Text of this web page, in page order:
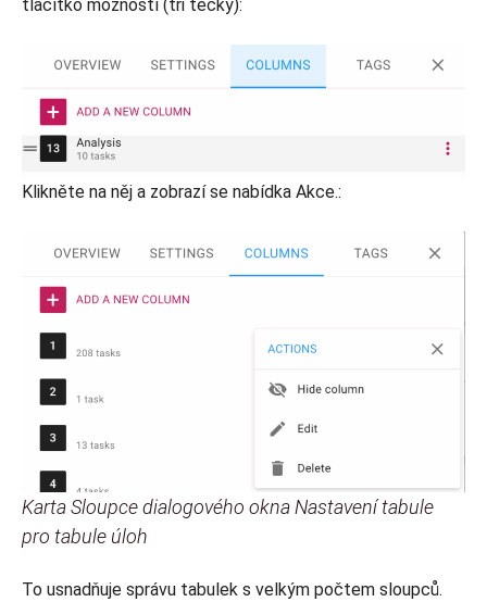
tlačítko možností (tři tečky):
Klikněte na něj a zobrazí se nabídka Akce.:
Karta Sloupce dialogového okna Nastavení tabule
pro tabule úloh
To usnadňuje správu tabulek s velkým počtem sloupců.